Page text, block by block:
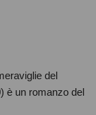
del
è un romanzo del